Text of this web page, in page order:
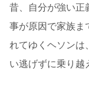
昔、自分が強い正
事が原因で家族ま
れてゆくヘソンは
い逃げずに乗り越